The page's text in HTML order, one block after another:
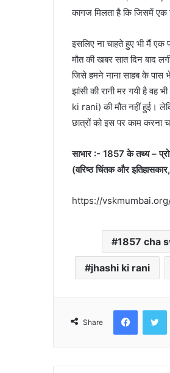
कागज मिलता है कि जिसमें
इसलिए ना चाहते हुए भी मैं एक
मौत की खबर सात दिन बाद
जिसे हमने नाना साहब के पास
झांसी की रानी मर गयी है वह
ki rani) की मौत नहीं हुई।
छात्रों को इस पर काम करना
साभार :- 1857 के तथ्य –
(वरिष्ठ चिंतक और
https://
1857 cha
jhashi ki rani
Share